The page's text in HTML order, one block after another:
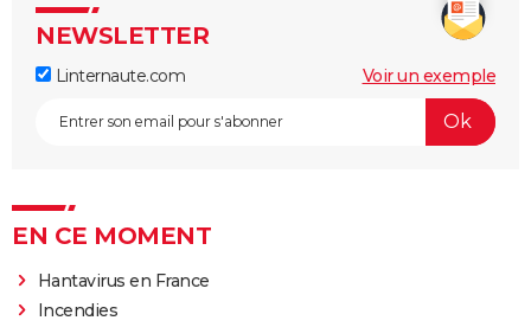
NEWSLETTER
Linternaute.com Voir un exemple
EN CE MOMENT
Hantavirus en France
Incendies